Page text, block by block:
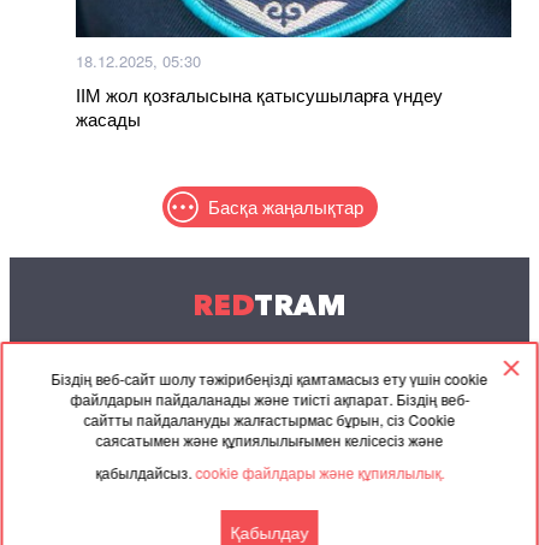
Біздің веб-сайт шолу тәжірибеңізді қамтамасыз ету үшін cookie
файлдарын пайдаланады және тиісті ақпарат. Біздің веб-
сайтты пайдалануды жалғастырмас бұрын, сіз Cookie
саясатымен және құпиялылығымен келісесіз және
қабылдайсыз.cookie файлдары және құпиялылық.
Қабылдау
18.12.2025, 05:30
ІІМ жол қозғалысына қатысушыларға үндеу
жасады
Басқа жаңалықтар
REDTRAM
© 2004-2026 Redtram, Ltd.
Ынтымақтастық
Серіктес
материалдар
Мұрағат
Келісімі
Байланысу